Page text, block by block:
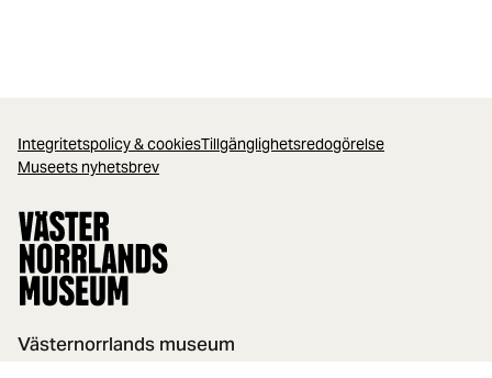
Integritetspolicy & cookiesTillgänglighetsredogörelse
Museets nyhetsbrev
Västernorrlands museum